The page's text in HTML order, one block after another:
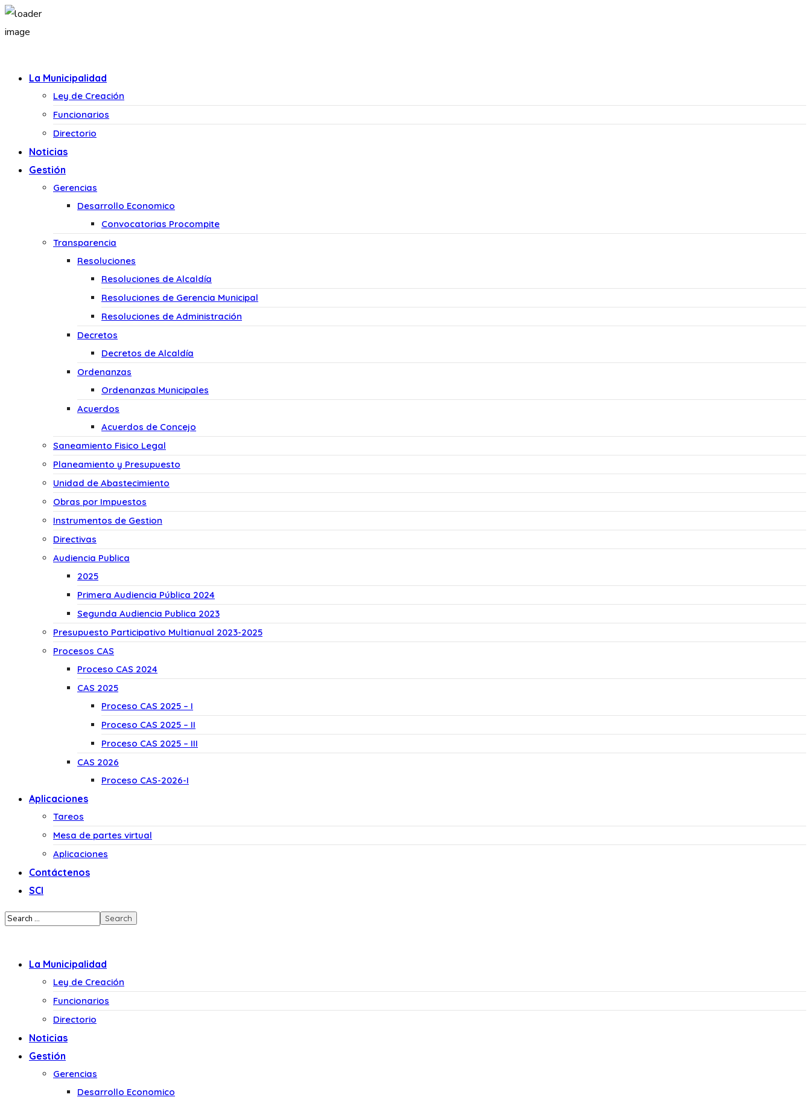
La Municipalidad
Ley de Creación
Funcionarios
Directorio
Noticias
Gestión
Gerencias
Desarrollo Economico
Convocatorias Procompite
Transparencia
Resoluciones
Resoluciones de Alcaldía
Resoluciones de Gerencia Municipal
Resoluciones de Administración
Decretos
Decretos de Alcaldía
Ordenanzas
Ordenanzas Municipales
Acuerdos
Acuerdos de Concejo
Saneamiento Fisico Legal
Planeamiento y Presupuesto
Unidad de Abastecimiento
Obras por Impuestos
Instrumentos de Gestion
Directivas
Audiencia Publica
2025
Primera Audiencia Pública 2024
Segunda Audiencia Publica 2023
Presupuesto Participativo Multianual 2023-2025
Procesos CAS
Proceso CAS 2024
CAS 2025
Proceso CAS 2025 – I
Proceso CAS 2025 – II
Proceso CAS 2025 – III
CAS 2026
Proceso CAS-2026-I
Aplicaciones
Tareos
Mesa de partes virtual
Aplicaciones
Contáctenos
SCI
La Municipalidad
Ley de Creación
Funcionarios
Directorio
Noticias
Gestión
Gerencias
Desarrollo Economico